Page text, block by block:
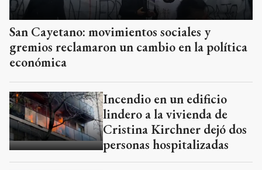
San Cayetano: movimientos sociales y
gremios reclamaron un cambio en la política
económica
Incendio en un edificio
lindero a la vivienda de
Cristina Kirchner dejó dos
personas hospitalizadas